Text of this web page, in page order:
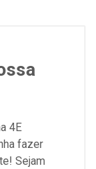
4E
fazer
Sejam